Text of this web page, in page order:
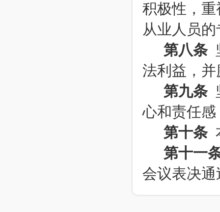
积极性，
从业人员
第八条
法利益，
第九条
心和责任
第十条
第十一
会议表决